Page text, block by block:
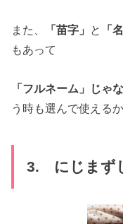
また、 「苗字」 と 「
もあって
「フルネーム」じゃ
う時も選んで使える
3. にじまず